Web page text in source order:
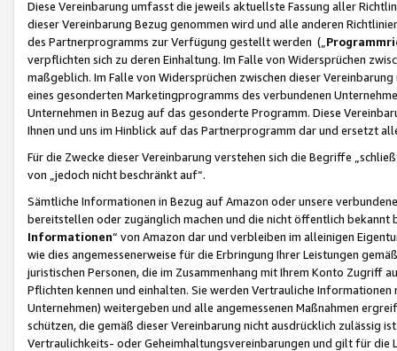
Diese Vereinbarung umfasst die jeweils aktuellste Fassung aller
dieser Vereinbarung Bezug genommen wird und alle anderen
des Partnerprogramms zur Verfügung gestellt werden („
verpflichten sich zu deren Einhaltung. Im Falle von Widersprüchen
maßgeblich. Im Falle von Widersprüchen zwischen dieser
eines gesonderten Marketingprogramms des verbundenen
Unternehmen in Bezug auf das gesonderte Programm. Diese
Ihnen und uns im Hinblick auf das Partnerprogramm dar und ersetzt
Für die Zwecke dieser Vereinbarung verstehen sich die Begriffe
von „jedoch nicht beschränkt auf“.
Sämtliche Informationen in Bezug auf Amazon oder unsere
bereitstellen oder zugänglich machen und die nicht öffentlich
Informationen“ von Amazon dar und verbleiben im alleinigen
wie dies angemessenerweise für die Erbringung Ihrer Leistungen
juristischen Personen, die im Zusammenhang mit Ihrem Konto
Pflichten kennen und einhalten. Sie werden Vertrauliche
Unternehmen) weitergeben und alle angemessenen Maßnahmen
schützen, die gemäß dieser Vereinbarung nicht ausdrücklich zulässig
Vertraulichkeits- oder Geheimhaltungsvereinbarungen und gilt für die